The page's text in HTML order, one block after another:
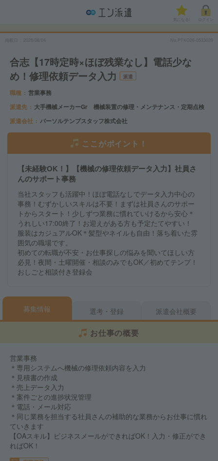
気になる!
2026/08/04 No.PTKO26-0533029
合志【17時定時×ほぼ残業なし】電話少な
め！修理依頼データ入力
派遣
職種
営業事務
派遣先
大手機械メーカーGr 機械装置の修理・メンテナンス・定期点検
派遣会社
パーソルテンプスタッフ株式会社
ここがポイント！
【未経験OK！】【機械の修理依頼データ入力】社員さ
んのサポート事務
当社スタッフも活躍中！ほぼ電話なしでデータ入力中心の
事務！むずかしいスキルは不要！まずは社員さんのサポー
トからスタート！少しずつ業務に慣れていけるから安心＊
うれしい17:00終了！お迎えがある方も予定たてやすい！
服装はカジュアルOK＊髪型やネイルも自由！落ち着いた雰
囲気の職場です。
初めての転職が不安・お仕事探しの悩みを聞いてほしい方
必見！夜間・土曜開催・相談のみでもOK／初めてテンプ！
おしごと相談付き登録会
募集情報 選考・登録 派遣会社概要
お仕事の概要
営業事務
＊専用システムへ機械の修理依頼内容を入力
＊見積書の作成
＊売上データ入力
＊案件ごとの進捗状況管理
＊電話・メール対応
＊同じ業務を担当する社員さんの補助的な業務からお仕事に慣れ
ていきます
【OAスキル】ビジネスメールができればOK！入力・修正ができ
ればOK！